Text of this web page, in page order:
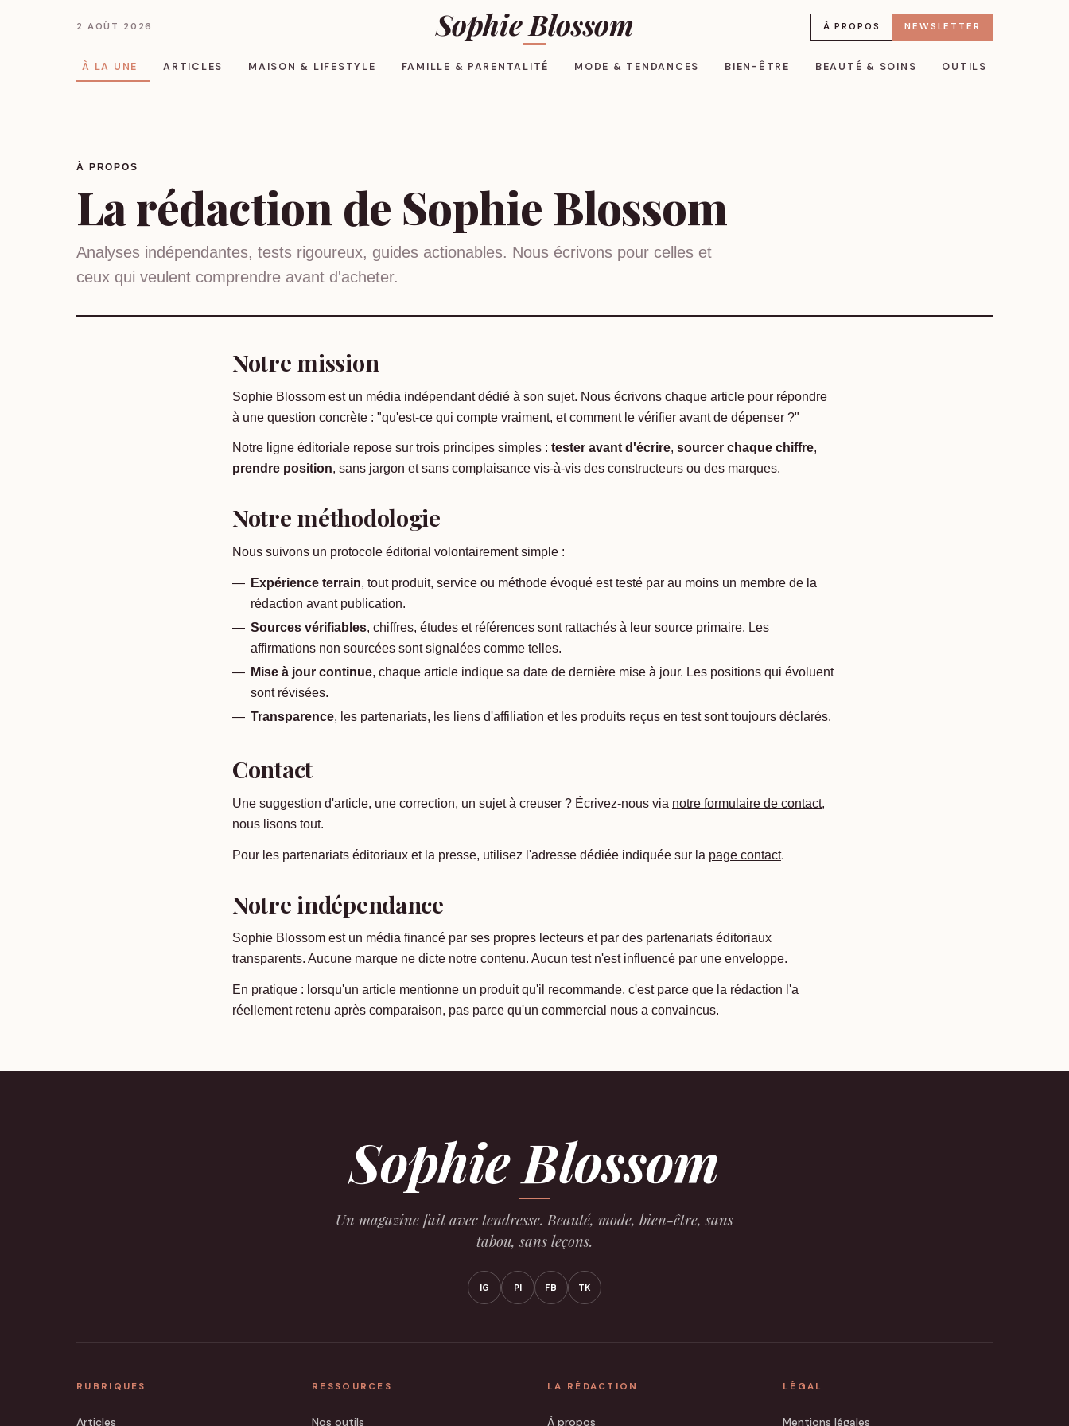
2 AOÛT 2026 Sophie Blossom À PROPOS NEWSLETTER
À LA UNE ARTICLES MAISON & LIFESTYLE FAMILLE & PARENTALITÉ MODE & TENDANCES BIEN-ÊTRE BEAUTÉ & SOINS OUTILS
À PROPOS
La rédaction de Sophie Blossom
Analyses indépendantes, tests rigoureux, guides actionables. Nous écrivons pour celles et
ceux qui veulent comprendre avant d'acheter.
Notre mission
Sophie Blossom est un média indépendant dédié à son sujet. Nous écrivons chaque article pour répondre
à une question concrète : "qu'est-ce qui compte vraiment, et comment le vérifier avant de dépenser ?"
Notre ligne éditoriale repose sur trois principes simples : tester avant d'écrire, sourcer chaque chiffre,
prendre position, sans jargon et sans complaisance vis-à-vis des constructeurs ou des marques.
Notre méthodologie
Nous suivons un protocole éditorial volontairement simple :
Expérience terrain, tout produit, service ou méthode évoqué est testé par au moins un membre de la
rédaction avant publication.
Sources vérifiables, chiffres, études et références sont rattachés à leur source primaire. Les
affirmations non sourcées sont signalées comme telles.
Mise à jour continue, chaque article indique sa date de dernière mise à jour. Les positions qui évoluent
sont révisées.
Transparence, les partenariats, les liens d'affiliation et les produits reçus en test sont toujours déclarés.
Contact
Une suggestion d'article, une correction, un sujet à creuser ? Écrivez-nous via notre formulaire de contact,
nous lisons tout.
Pour les partenariats éditoriaux et la presse, utilisez l'adresse dédiée indiquée sur la page contact.
Notre indépendance
Sophie Blossom est un média financé par ses propres lecteurs et par des partenariats éditoriaux
transparents. Aucune marque ne dicte notre contenu. Aucun test n'est influencé par une enveloppe.
En pratique : lorsqu'un article mentionne un produit qu'il recommande, c'est parce que la rédaction l'a
réellement retenu après comparaison, pas parce qu'un commercial nous a convaincus.
Sophie Blossom
Un magazine fait avec tendresse. Beauté, mode, bien-être, sans
tabou, sans leçons.
IG PI FB TK
RUBRIQUES
Articles
RESSOURCES
Nos outils
LA RÉDACTION
À propos
LÉGAL
Mentions légales